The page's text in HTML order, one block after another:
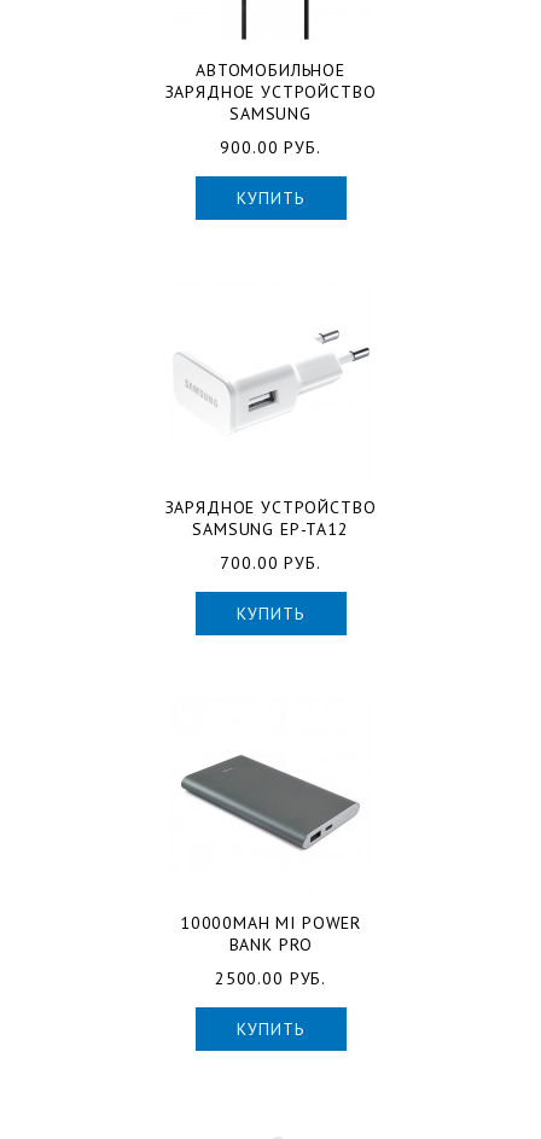
АВТОМОБИЛЬНОЕ
ЗАРЯДНОЕ УСТРОЙСТВО
SAMSUNG
900.00 РУБ.
КУПИТЬ
ЗАРЯДНОЕ УСТРОЙСТВО
SAMSUNG EP-TA12
700.00 РУБ.
КУПИТЬ
10000MAH MI POWER
BANK PRO
2500.00 РУБ.
КУПИТЬ